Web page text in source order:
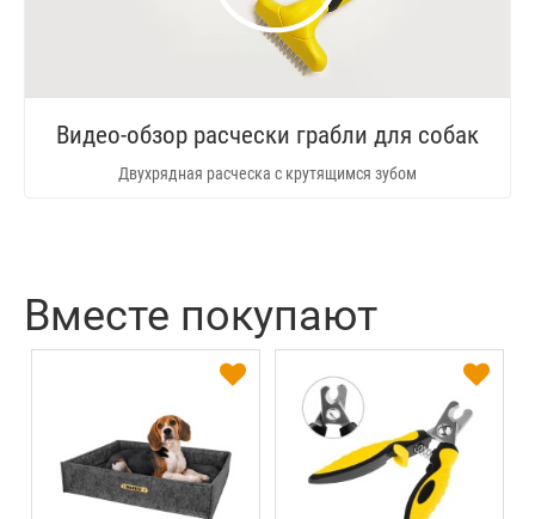
Видео-обзор расчески грабли для собак
Двухрядная расческа с крутящимся зубом
Вместе покупают